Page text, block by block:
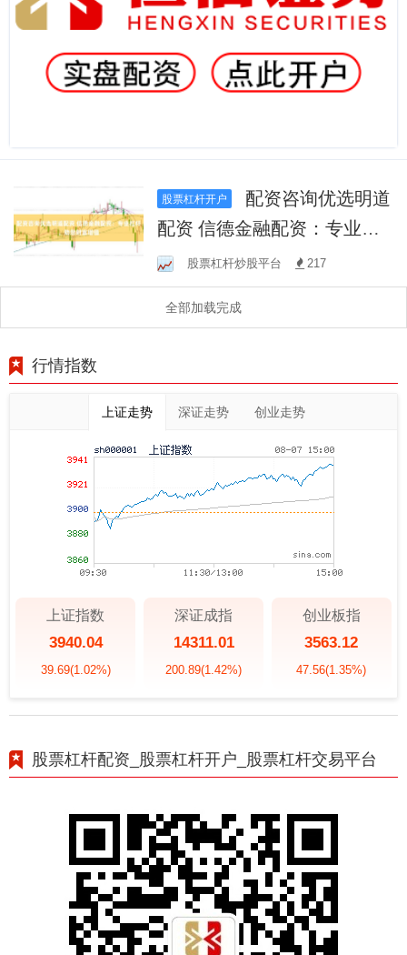
股票杠杆开户
配资 信德金融配资：专业杠
杆，助您财富增值
股票杠杆炒股平台 217
全部加载完成
行情指数
上证走势 深证走势 创业走势
上证指数
3940.04
39.69(1.02%)
深证成指
14311.01
200.89(1.42%)
创业板指
3563.12
47.56(1.35%)
股票杠杆配资_股票杠杆开户_股票杠杆交易平台